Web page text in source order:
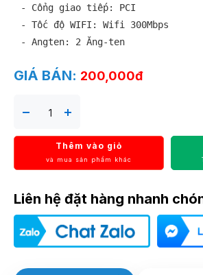
- Cổng giao tiếp: PCI
- Tốc độ WIFI: Wifi 300Mbps
- Angten: 2 Ăng-ten
GIÁ BÁN: 200,000đ
Thêm vào giỏ
và mua sản phẩm khác
Liên hệ đặt hàng nhanh